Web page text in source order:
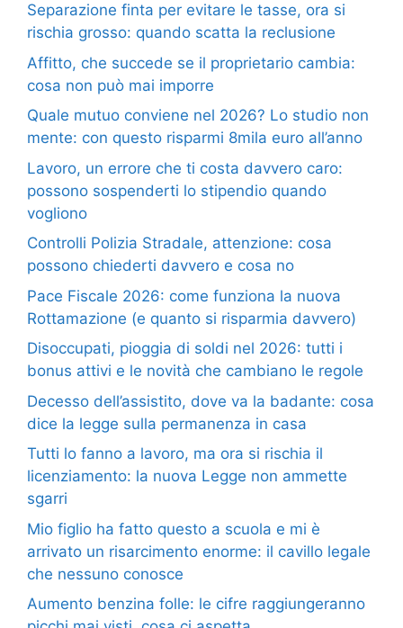
Separazione finta per evitare le tasse, ora si
rischia grosso: quando scatta la reclusione
Affitto, che succede se il proprietario cambia:
cosa non può mai imporre
Quale mutuo conviene nel 2026? Lo studio non
mente: con questo risparmi 8mila euro all’anno
Lavoro, un errore che ti costa davvero caro:
possono sospenderti lo stipendio quando
vogliono
Controlli Polizia Stradale, attenzione: cosa
possono chiederti davvero e cosa no
Pace Fiscale 2026: come funziona la nuova
Rottamazione (e quanto si risparmia davvero)
Disoccupati, pioggia di soldi nel 2026: tutti i
bonus attivi e le novità che cambiano le regole
Decesso dell’assistito, dove va la badante: cosa
dice la legge sulla permanenza in casa
Tutti lo fanno a lavoro, ma ora si rischia il
licenziamento: la nuova Legge non ammette
sgarri
Mio figlio ha fatto questo a scuola e mi è
arrivato un risarcimento enorme: il cavillo legale
che nessuno conosce
Aumento benzina folle: le cifre raggiungeranno